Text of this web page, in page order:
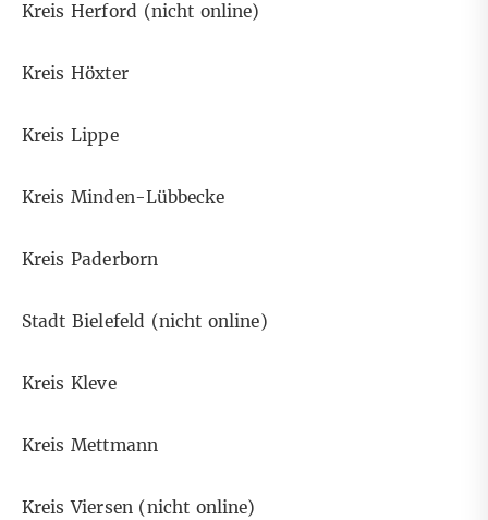
Kreis Herford (nicht online)
Kreis Höxter
Kreis Lippe
Kreis Minden-Lübbecke
Kreis Paderborn
Stadt Bielefeld (nicht online)
Kreis Kleve
Kreis Mettmann
Kreis Viersen (nicht online)